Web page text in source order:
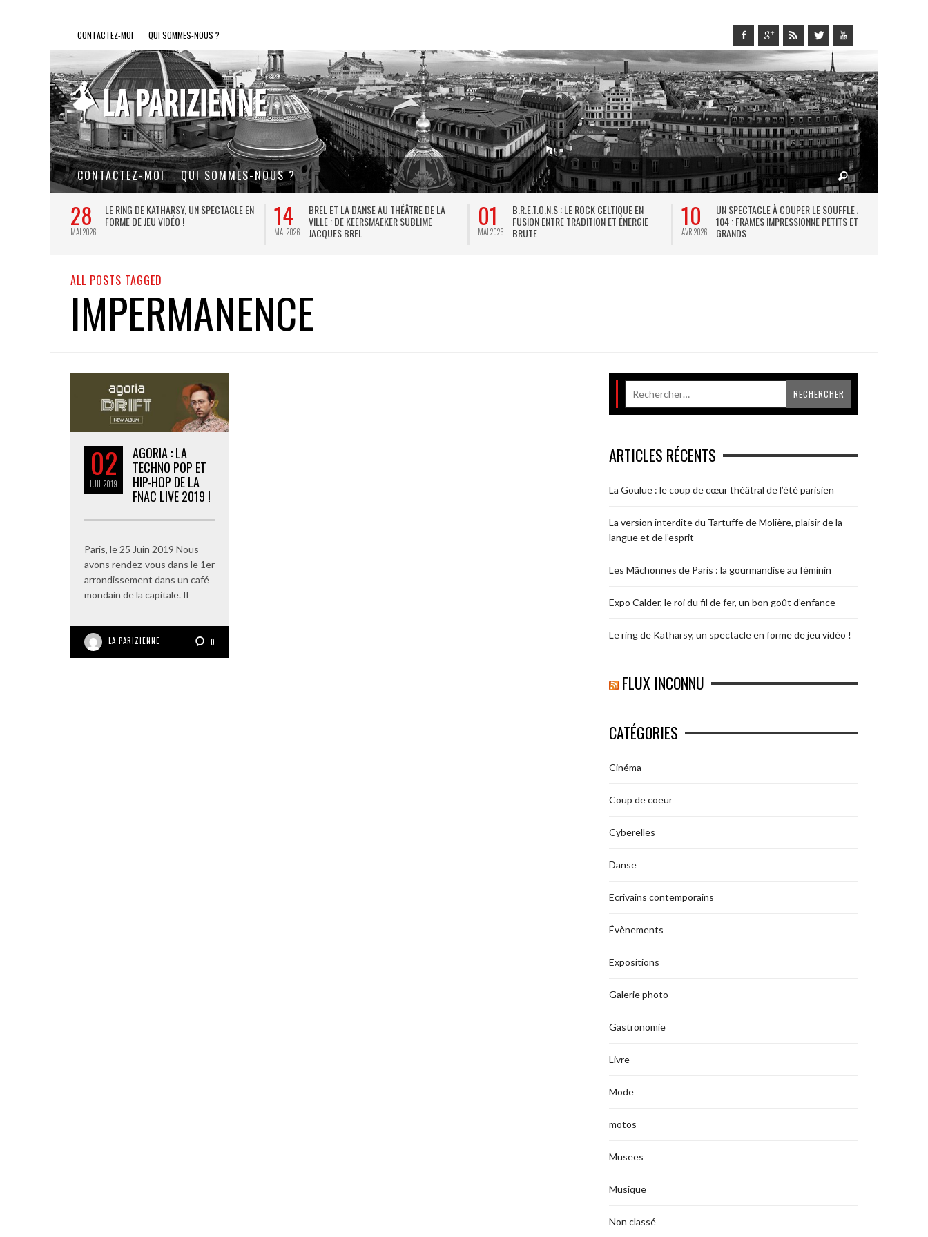
CONTACTEZ-MOI QUI SOMMES-NOUS ?
CONTACTEZ-MOI QUI SOMMES-NOUS ?
28
MAI 2026
LE RING DE KATHARSY, UN SPECTACLE EN
FORME DE JEU VIDÉO !
14
MAI 2026
BREL ET LA DANSE AU THÉÂTRE DE LA
VILLE : DE KEERSMAEKER SUBLIME
JACQUES BREL
01
MAI 2026
B.R.E.T.O.N.S : LE ROCK CELTIQUE EN
FUSION ENTRE TRADITION ET ÉNERGIE
BRUTE
10
AVR 2026
UN SPECTACLE À COUPER LE SOUFFLE AU
104 : FRAMES IMPRESSIONNE PETITS ET
GRANDS
ALL POSTS TAGGED
IMPERMANENCE
02
JUIL 2019
AGORIA : LA
TECHNO POP ET
HIP-HOP DE LA
FNAC LIVE 2019 !
Paris, le 25 Juin 2019 Nous
avons rendez-vous dans le 1er
arrondissement dans un café
mondain de la capitale. Il
LA PARIZIENNE 0
ARTICLES RÉCENTS
La Goulue : le coup de cœur théâtral de l’été parisien
La version interdite du Tartuffe de Molière, plaisir de la
langue et de l’esprit
Les Mâchonnes de Paris : la gourmandise au féminin
Expo Calder, le roi du fil de fer, un bon goût d’enfance
Le ring de Katharsy, un spectacle en forme de jeu vidéo !
FLUX INCONNU
CATÉGORIES
Cinéma
Coup de coeur
Cyberelles
Danse
Ecrivains contemporains
Évènements
Expositions
Galerie photo
Gastronomie
Livre
Mode
motos
Musees
Musique
Non classé